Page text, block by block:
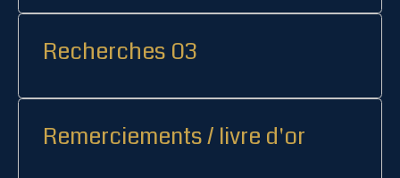
Recherches 03
Remerciements / livre d'or